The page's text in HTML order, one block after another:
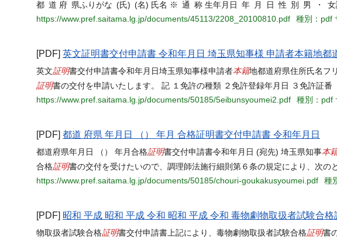
都 道 府 県ふりがな (氏) (名) 氏名 ※ 通 称 生年月日 年 月 日 性 別 男 ・ 女
https://www.pref.saitama.lg.jp/documents/45113/2208_20100810.pdf
種別：pdf
[PDF] 英文証明書交付申請書 令和年月日 埼玉県知事様 申請者本籍地都
英文証明書交付申請書令和年月日埼玉県知事様申請者本籍地都道府県住所氏名フ
証明書の交付を申請いたします。 記 １免許の種類 ２免許登録年月日 ３免許証番
https://www.pref.saitama.lg.jp/documents/50185/5eibunsyoumei2.pdf
種別：pdf
[PDF] 都道 府県 年月日 （） 年月 合格証明書交付申請書 令和年月日
都道府県年月日 （） 年月合格証明書交付申請書令和年月日 (宛先) 埼玉県知事本
合格証明書の交付を受けたいので、調理師法施行細則第６条の規定により、次のと
https://www.pref.saitama.lg.jp/documents/50185/chouri-goukakusyoumei.pdf
種
[PDF] 昭和 平成 昭和 平成 令和 昭和 平成 令和 毒物劇物取扱者試験合
物取扱者試験合格証明書交付申請書上記により、毒物劇物取扱者試験合格証明書